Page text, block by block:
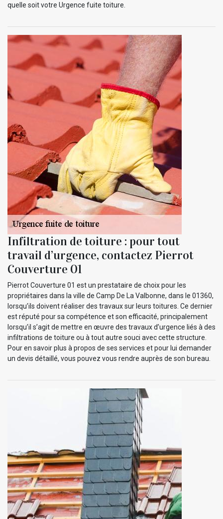
quelle soit votre Urgence fuite toiture.
Infiltration de toiture : pour tout
travail d’urgence, contactez Pierrot
Couverture 01
Pierrot Couverture 01 est un prestataire de choix pour les
propriétaires dans la ville de Camp De La Valbonne, dans le 01360,
lorsqu’ils doivent réaliser des travaux sur leurs toitures. Ce dernier
est réputé pour sa compétence et son efficacité, principalement
lorsqu’il s’agit de mettre en œuvre des travaux d’urgence liés à des
infiltrations de toiture ou à tout autre souci avec cette structure.
Pour en savoir plus à propos de ses services et pour lui demander
un devis détaillé, vous pouvez vous rendre auprès de son bureau.